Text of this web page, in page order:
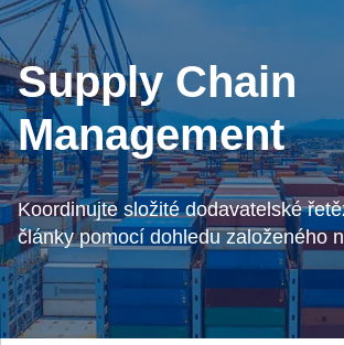
Supply Chain
Management
Koordinujte složité dodavatelské
články pomocí dohledu založeného